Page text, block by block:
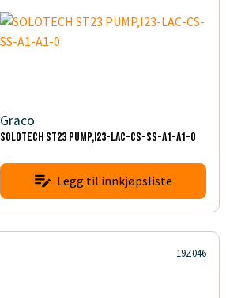
Graco
SOLOTECH ST23 PUMP,I23-LAC-CS-SS-A1-A1-0
Legg til innkjøpsliste
19Z046